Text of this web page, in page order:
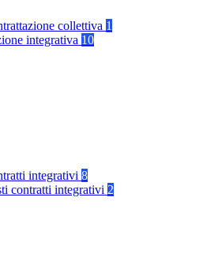
collettiva 1
integrativa 10
integrativi 8
contratti integrativi 2